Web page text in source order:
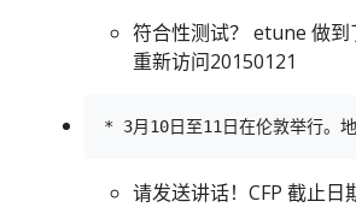
符合性测试？ etune 做到
重新访问20150121
请发送讲话！CFP 截止日